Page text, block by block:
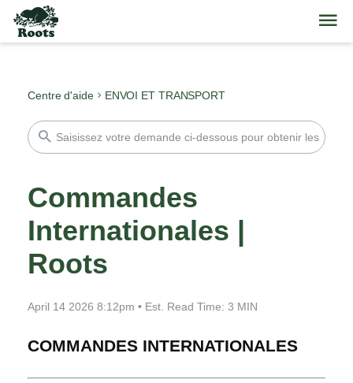
Centre d'aide ENVOI ET TRANSPORT
Commandes
Internationales |
Roots
April 14 2026 8:12pm • Est. Read Time: 3 MIN
COMMANDES INTERNATIONALES